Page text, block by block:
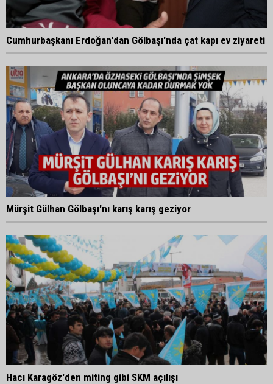
Cumhurbaşkanı Erdoğan'dan Gölbaşı'nda çat kapı ev ziyareti
Mürşit Gülhan Gölbaşı'nı karış karış geziyor
Hacı Karagöz'den miting gibi SKM açılışı